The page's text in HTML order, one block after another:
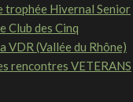
trophée Hivernal Senior
Club des Cinq
VDR (Vallée du Rhône)
rencontres VETERANS